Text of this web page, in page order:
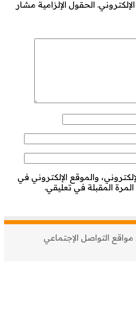
الحقول الإلزامية مشار
والموقع الإلكتروني في
المقبلة في تعليقي.
التواصل الإجتماعي